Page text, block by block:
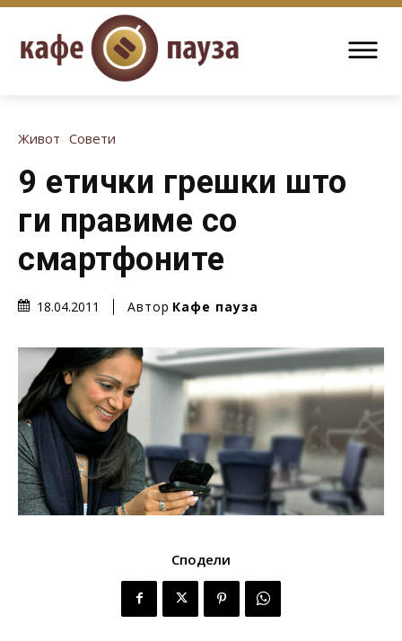
Живот Совети
9 етички грешки што
ги правиме со
смартфоните
18.04.2011 Автор Кафе пауза
Сподели